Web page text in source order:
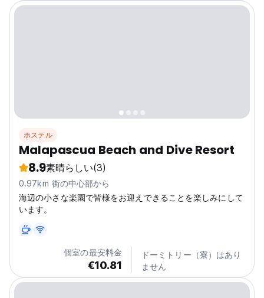
ホステル
Malapascua Beach and Dive Resort
8.9素晴らしい(3)
0.97km 街の中心部から
海辺の小さな楽園で皆様をお迎えできることを楽しみにして
います。
個室の最安料金
€10.81
ドーミトリー（寮）はあり
ません